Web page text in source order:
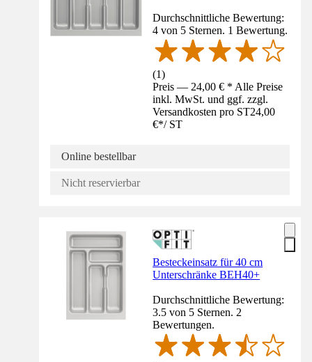
Durchschnittliche Bewertung:
4 von 5 Sternen. 1 Bewertung.
(1)
Preis — 24,00 € * Alle Preise
inkl. MwSt. und ggf. zzgl.
Versandkosten pro ST24,00
€*/ ST
Online bestellbar
Nicht reservierbar
Besteckeinsatz für 40 cm
Unterschränke BEH40+
Durchschnittliche Bewertung:
3.5 von 5 Sternen. 2
Bewertungen.